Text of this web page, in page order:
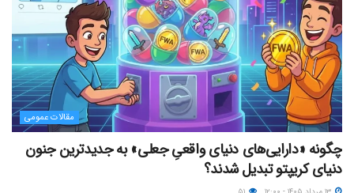
مقالات عمومی
چگونه «دارایی‌های دنیای واقعیِ جعلی» به جدیدترین جنون
دنیای کریپتو تبدیل شدند؟